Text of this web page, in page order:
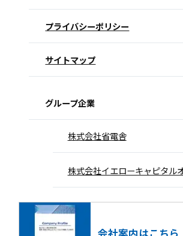
プライバシーポリシー
サイトマップ
グループ企業
株式会社省電舎
株式会社イエローキャピタル